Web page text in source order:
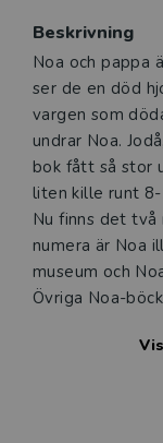
Beskrivning
Noa och pappa
ser de en död
vargen som
undrar Noa.
bok fått så stor
liten kille runt 8-
Nu finns det två
numera är Noa
museum och
Övriga Noa-
knäckt